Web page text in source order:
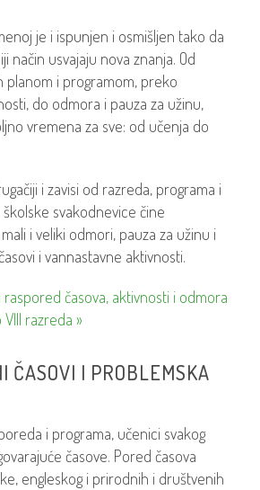
je i ispunjen i osmišljen tako da
način usvajaju nova znanja. Od
planom i programom, preko
do odmora i pauza za užinu,
vremena za sve: od učenja do
i zavisi od razreda, programa i
svakodnevice čine
i veliki odmori, pauza za užinu i
i vannastavne aktivnosti.
časova, aktivnosti i odmora
razreda »
ČASOVI I PROBLEMSKA
i programa, učenici svakog
časove. Pored časova
engleskog i prirodnih i društvenih